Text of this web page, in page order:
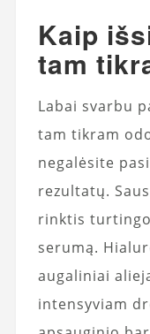
Kaip
tam
Labai svarbu
tam tikram
negalėsite
rezultatų.
rinktis
serumą.
augaliniai
intensyviam